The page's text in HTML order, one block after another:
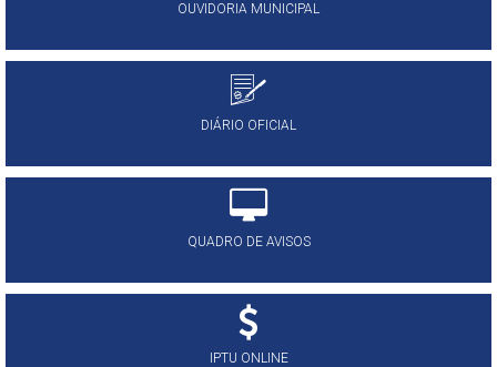
OUVIDORIA MUNICIPAL
DIÁRIO OFICIAL
QUADRO DE AVISOS
IPTU ONLINE